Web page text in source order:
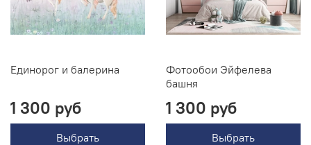
Единорог и балерина
1 300 руб
Выбрать
Фотообои Эйфелева
башня
1 300 руб
Выбрать